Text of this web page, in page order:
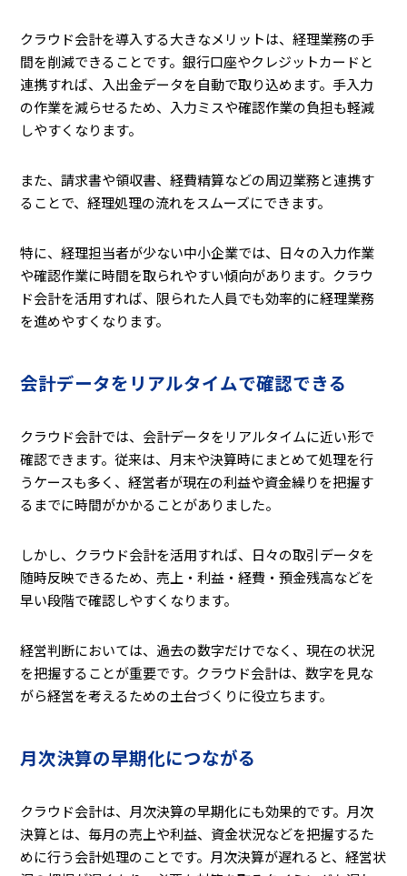
クラウド会計を導入する大きなメリットは、経理業務の手
間を削減できることです。銀行口座やクレジットカードと
連携すれば、入出金データを自動で取り込めます。手入力
の作業を減らせるため、入力ミスや確認作業の負担も軽減
しやすくなります。
また、請求書や領収書、経費精算などの周辺業務と連携す
ることで、経理処理の流れをスムーズにできます。
特に、経理担当者が少ない中小企業では、日々の入力作業
や確認作業に時間を取られやすい傾向があります。クラウ
ド会計を活用すれば、限られた人員でも効率的に経理業務
を進めやすくなります。
会計データをリアルタイムで確認できる
クラウド会計では、会計データをリアルタイムに近い形で
確認できます。従来は、月末や決算時にまとめて処理を行
うケースも多く、経営者が現在の利益や資金繰りを把握す
るまでに時間がかかることがありました。
しかし、クラウド会計を活用すれば、日々の取引データを
随時反映できるため、売上・利益・経費・預金残高などを
早い段階で確認しやすくなります。
経営判断においては、過去の数字だけでなく、現在の状況
を把握することが重要です。クラウド会計は、数字を見な
がら経営を考えるための土台づくりに役立ちます。
月次決算の早期化につながる
クラウド会計は、月次決算の早期化にも効果的です。月次
決算とは、毎月の売上や利益、資金状況などを把握するた
めに行う会計処理のことです。月次決算が遅れると、経営状